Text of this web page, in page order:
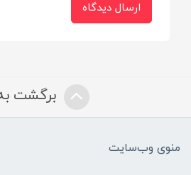
کاربری‌های جانبی:
ایجاد حساسیت پوستی:
ارسال دیدگاه
برگشت به
منوی وب‌سایت